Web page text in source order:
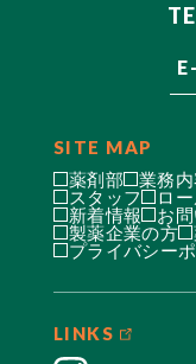
SITE MAP
薬剤部 業務内
スタッフ
ロ
新着情報
お
製薬企業の方
プライバシー
LINKS